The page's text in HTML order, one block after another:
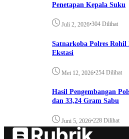
Penetapan Kepala Suku
Juli 2, 2026•304 Dilihat
Satnarkoba Polres
Ekstasi
Mei 12, 2026•254 Dilihat
Hasil Pengembangan
dan 33,24 Gram Sabu
Juni 5, 2026•228 Dilihat